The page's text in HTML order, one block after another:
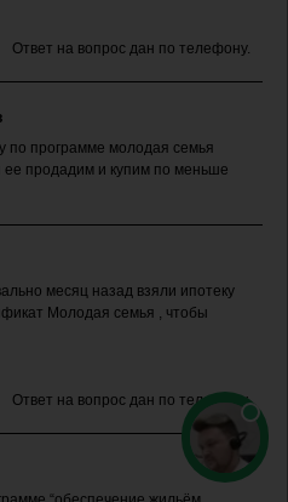
Ответ на вопрос дан по телефону.
по программе молодая семья
продадим и купим по меньше
месяц назад взяли ипотеку
Молодая семья , чтобы
Ответ на вопрос дан по телефону.